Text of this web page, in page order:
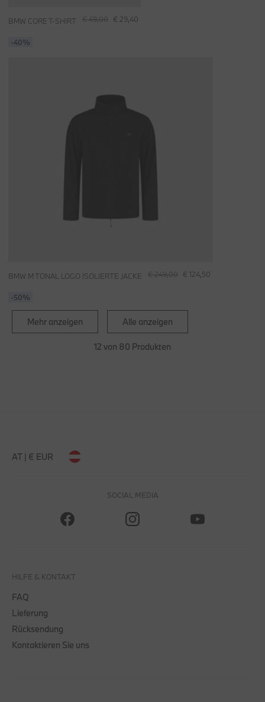
€ 49,00 € 29,40
BMW CORE T-SHIRT
-40%
€ 249,00 € 124,50
BMW M TONAL LOGO ISOLIERTE JACKE
-50%
Mehr anzeigen Alle anzeigen
12 von 80 Produkten
AT | € EUR
SOCIAL MEDIA
HILFE & KONTAKT
FAQ
Lieferung
Rücksendung
Kontaktieren Sie uns